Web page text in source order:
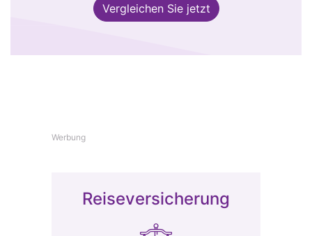
Vergleichen Sie jetzt
Werbung
Reiseversicherung